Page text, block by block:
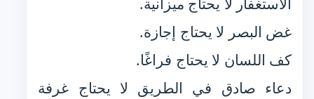
غض البصر لا يحتاج إجازة.
كف اللسان لا يحتاج فراغًا.
دعاء صادق في الطريق لا يحتاج غرفة